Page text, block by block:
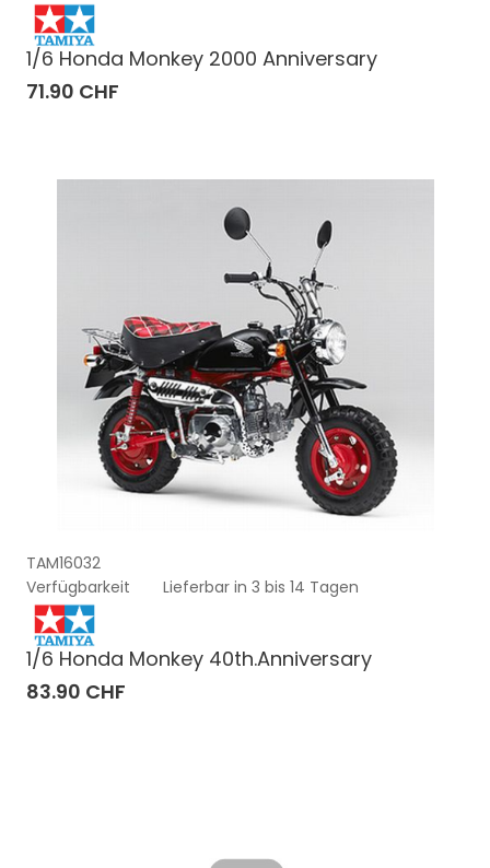
1/6 Honda Monkey 2000 Anniversary
71.90 CHF
TAM16032
Verfügbarkeit
Lieferbar in 3 bis 14 Tagen
1/6 Honda Monkey 40th.Anniversary
83.90 CHF